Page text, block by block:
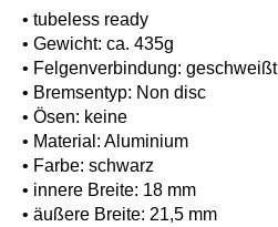
• tubeless ready
• Gewicht: ca. 435g
• Felgenverbindung: geschweißt
• Bremsentyp: Non disc
• Ösen: keine
• Material: Aluminium
• Farbe: schwarz
• innere Breite: 18 mm
• äußere Breite: 21,5 mm